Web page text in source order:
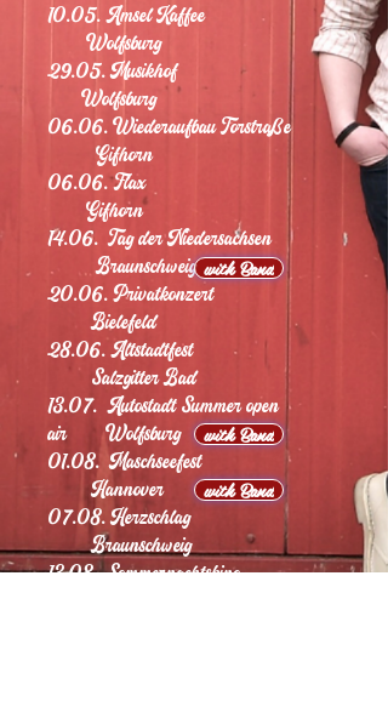
10.05. Amsel Kaffee
Wolfsburg
29.05. Musikhof
Wolfsburg
06.06. Wiederaufbau Torstraße
Gifhorn
06.06. Flax
Gifhorn
14.06. Tag der Niedersachsen
Braunschweig
20.06. Privatkonzert
Bielefeld
28.06. Altstadtfest
Salzgitter Bad
13.07. Autostadt Summer open
air Wolfsburg
01.08. Maschseefest
Hannover
07.08. Herzschlag
Braunschweig
13.08. Sommernachtskino
with Band
with Band
with Band